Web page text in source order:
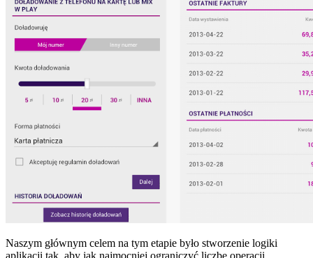
Naszym głównym celem na tym etapie było stworzenie logiki
aplikacji tak, aby jak najmocniej ograniczyć liczbę operacji